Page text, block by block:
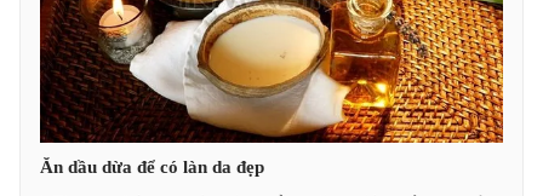
Ăn dầu dừa để có làn da đẹp